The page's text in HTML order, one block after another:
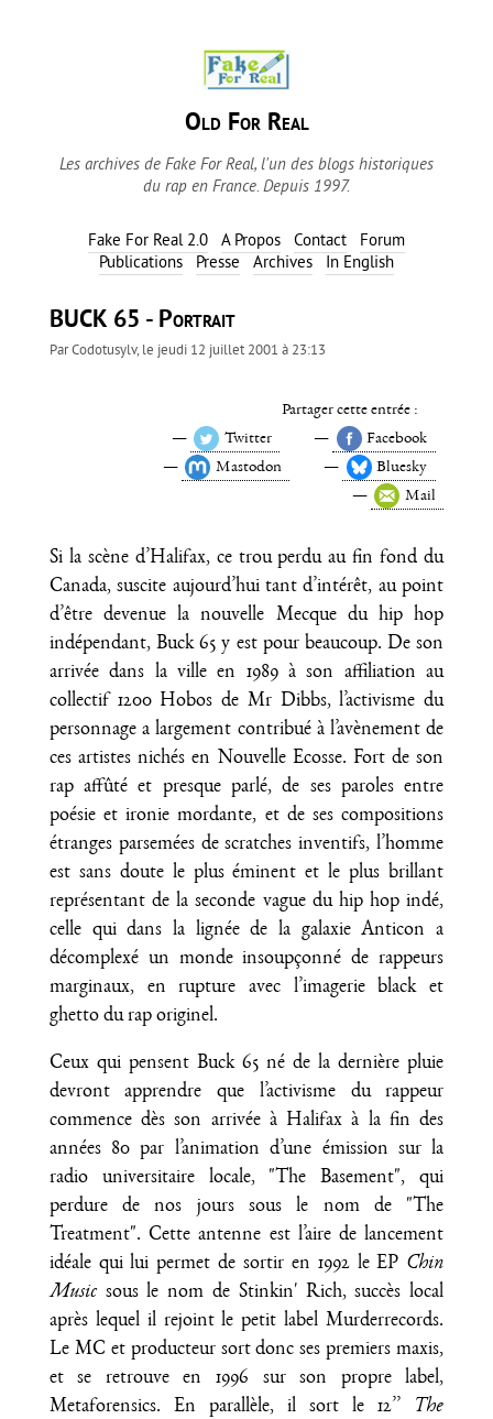
Old For Real
Les archives de Fake For Real, l'un des blogs historiques
du rap en France. Depuis 1997.
Fake For Real 2.0 A Propos Contact
Forum
Publications
Presse Archives In English
BUCK 65 - Portrait
ParCodotusylv, le jeudi 12 juillet 2001 à 23:13
Partager cette entrée :
Twitter
Facebook
Mastodon
Bluesky
Mail
Si la scène d’Halifax, ce trou perdu au fin fond du
Canada, suscite aujourd’hui tant d’intérêt, au point
d’être devenue la nouvelle Mecque du hip hop
indépendant, Buck 65 y est pour beaucoup. De son
arrivée dans la ville en 1989 à son affiliation au
collectif 1200 Hobos de Mr Dibbs, l’activisme du
personnage a largement contribué à l’avènement de
ces artistes nichés en Nouvelle Ecosse. Fort de son
rap affûté et presque parlé, de ses paroles entre
poésie et ironie mordante, et de ses compositions
étranges parsemées de scratches inventifs, l’homme
est sans doute le plus éminent et le plus brillant
représentant de la seconde vague du hip hop indé,
celle qui dans la lignée de la galaxie Anticon a
décomplexé un monde insoupçonné de rappeurs
marginaux, en rupture avec l’imagerie black et
ghetto du rap originel.
Ceux qui pensent Buck 65 né de la dernière pluie
devront apprendre que l’activisme du rappeur
commence dès son arrivée à Halifax à la fin des
années 80 par l’animation d’une émission sur la
radio universitaire locale, "The Basement", qui
perdure de nos jours sous le nom de "The
Treatment". Cette antenne est l’aire de lancement
idéale qui lui permet de sortir en 1992 le EP Chin
Musicsous le nom de Stinkin' Rich, succès local
après lequel il rejoint le petit label Murderrecords.
Le MC et producteur sort donc ses premiers maxis,
et se retrouve en 1996 sur son propre label,
Metaforensics. En parallèle, il sort le 12’’
The